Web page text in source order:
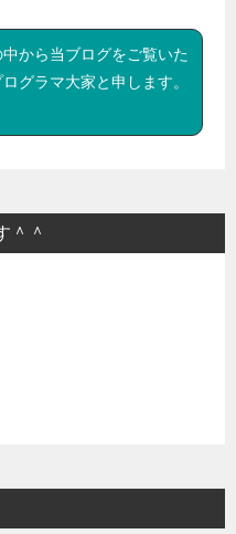
から当ブログをご覧いた
グラマ大家と申します。
＾＾